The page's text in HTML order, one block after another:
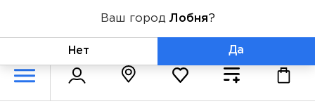
+7 (800) 775-71-06
Ваш город Лобня?
Нет Да